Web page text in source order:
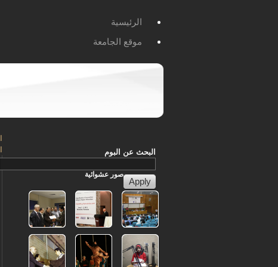
الرئيسية
موقع الجامعة
البحث عن البوم
صور عشوائية